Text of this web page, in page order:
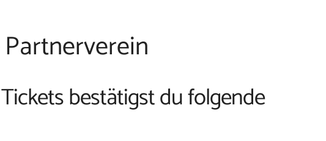
bestätigst du folgende